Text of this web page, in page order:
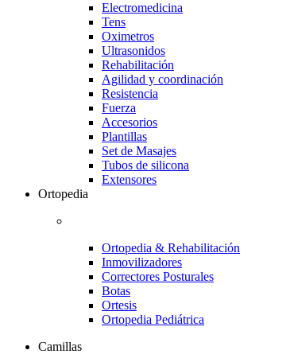
Electromedicina
Tens
Oximetros
Ultrasonidos
Rehabilitación
Agilidad y coordinación
Resistencia
Fuerza
Accesorios
Plantillas
Set de Masajes
Tubos de silicona
Extensores
Ortopedia
Ortopedia & Rehabilitación
Inmovilizadores
Correctores Posturales
Botas
Ortesis
Ortopedia Pediátrica
Camillas